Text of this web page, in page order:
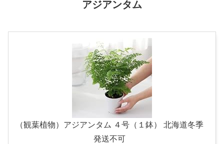
アジアンタム
（観葉植物）アジアンタム ４号（１鉢） 北海道冬季
発送不可